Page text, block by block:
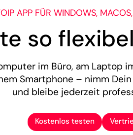
APP FÜR WINDOWS,
so
im Büro, am Laptop
Smartphone – nimm
und bleibe jederzeit
Kostenlos testen